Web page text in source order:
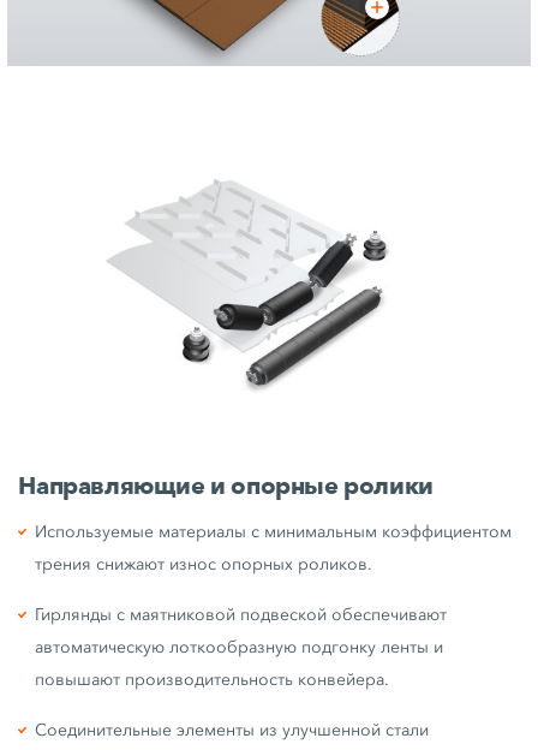
Направляющие и опорные ролики
Используемые материалы с минимальным коэффициентом
трения снижают износ опорных роликов.
Гирлянды с маятниковой подвеской обеспечивают
автоматическую лоткообразную подгонку ленты и
повышают производительность конвейера.
Соединительные элементы из улучшенной стали